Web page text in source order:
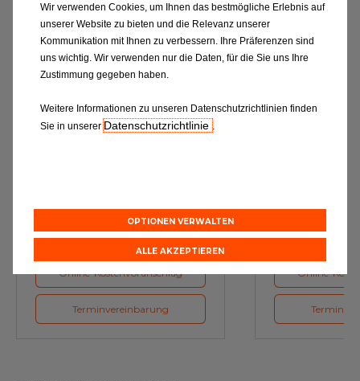
Online-Kostenvoranschlag
Terminvereinbarung
Online-
Wir verwenden Cookies, um Ihnen das bestmögliche Erlebnis auf
unserer Website zu bieten und die Relevanz unserer
Kommunikation mit Ihnen zu verbessern. Ihre Präferenzen sind
uns wichtig. Wir verwenden nur die Daten, für die Sie uns Ihre
Zustimmung gegeben haben.
Weitere Informationen zu unseren Datenschutzrichtlinien finden
Sie in unsererDatenschutzrichtlinie .
OPTIONEN VERWALTEN
ALLE AKZEPTIEREN